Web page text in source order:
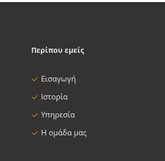
Περίπου εμείς
Εισαγωγή
Ιστορία
Υπηρεσία
Η ομάδα μας